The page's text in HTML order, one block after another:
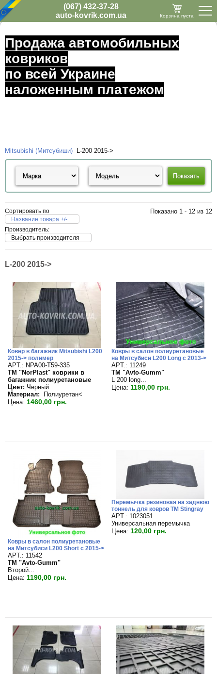
(067) 432-37-28
auto-kovrik.com.ua
Корзина пуста
Продажа автомобильных
ковриков
по всей Украине
наложенным платежом
Mitsubishi (Митсубиши) L-200 2015->
Сортировать по
Название товара +/-
Производитель:
Выбрать производителя
Показано 1 - 12 из 12
L-200 2015->
Ковер в багажник Mitsubishi L200
2015-> полимер
APT.: NPA00-T59-335
TM "NorPlast" коврики в
багажник полиуретановые
Цвет: Черный
Материал:
Полиуретан<
Цена: 1460,00 грн.
Ковры в салон полиуретановые
на Митсубиси L200 Long c 2013->
APT.: 11249
TM "Avto-Gumm"
L 200 long...
Цена: 1190,00 грн.
Ковры в салон полиуретановые
на Митсубиси L200 Short c 2015->
APT.: 11542
TM "Avto-Gumm"
Второй...
Цена: 1190,00 грн.
Перемычка резиновая на заднюю
тоннель для ковров TM Stingray
APT.: 1023051
Универсальная перемычка
Цена: 120,00 грн.